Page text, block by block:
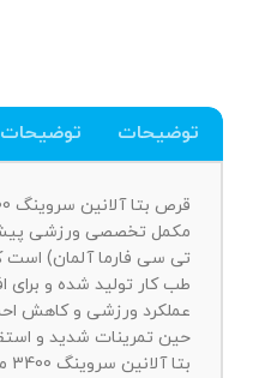
توضیحات
مکمل تخصصی ورزشی
تی سی فارما آلمان) است
طب کار تولید شده و برای
عملکرد ورزشی و کاهش
حین تمرینات شدید و